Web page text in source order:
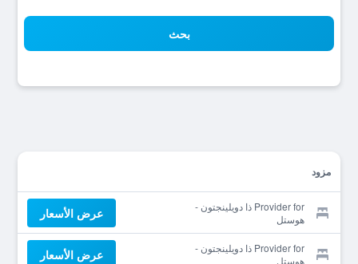
بحث
مزود
Provider for ذا دويلينجتون -
هوستل
عرض الأسعار
Provider for ذا دويلينجتون -
هوستل
عرض الأسعار